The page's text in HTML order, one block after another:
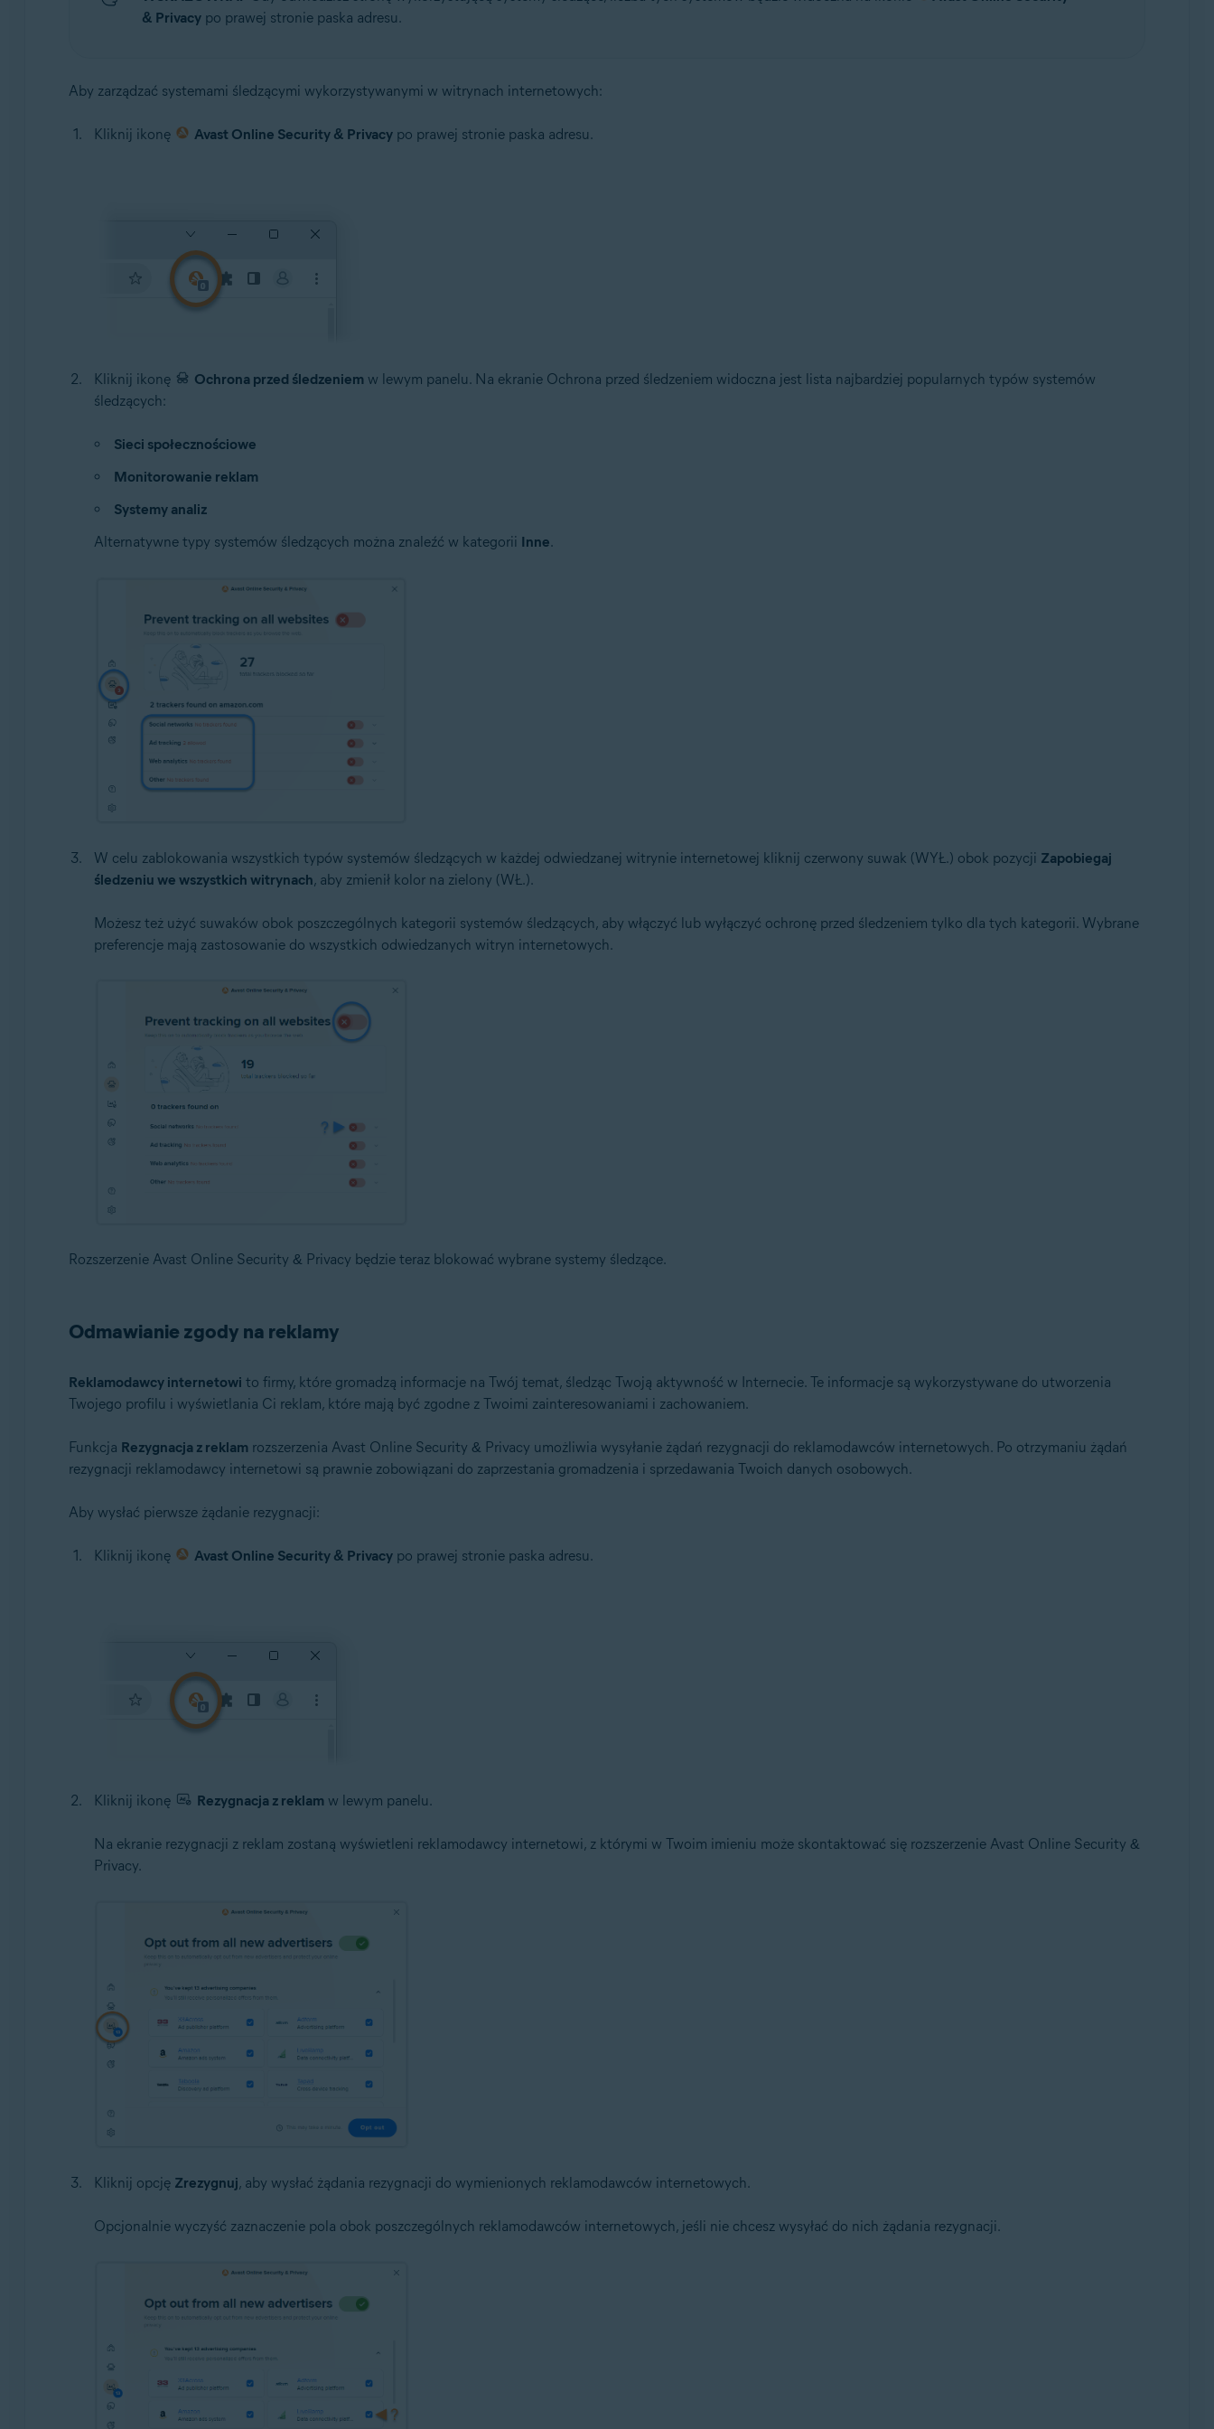
& Privacypo prawej stronie paska adresu.
Aby zarządzać systemami śledzącymi wykorzystywanymi w witrynach internetowych:
Kliknij ikonę Avast Online Security & Privacy po prawej stronie paska adresu.
Kliknij ikonę Ochrona przed śledzeniem w lewym panelu. Na ekranie Ochrona przed śledzeniem widoczna jest lista najbardziej popularnych typów systemów
śledzących:
Sieci społecznościowe
Monitorowanie reklam
Systemy analiz
Alternatywne typy systemów śledzących można znaleźć w kategorii Inne.
W celu zablokowania wszystkich typów systemów śledzących w każdej odwiedzanej witrynie internetowej kliknij czerwony suwak (WYŁ.) obok pozycji Zapobiegaj
śledzeniu we wszystkich witrynach, aby zmienił kolor na zielony (WŁ.).
Możesz też użyć suwaków obok poszczególnych kategorii systemów śledzących, aby włączyć lub wyłączyć ochronę przed śledzeniem tylko dla tych kategorii. Wybrane
preferencje mają zastosowanie do wszystkich odwiedzanych witryn internetowych.
Rozszerzenie Avast Online Security & Privacy będzie teraz blokować wybrane systemy śledzące.
Odmawianie zgody na reklamy
Reklamodawcy internetowi to firmy, które gromadzą informacje na Twój temat, śledząc Twoją aktywność w Internecie. Te informacje są wykorzystywane do utworzenia
Twojego profilu i wyświetlania Ci reklam, które mają być zgodne z Twoimi zainteresowaniami i zachowaniem.
Funkcja Rezygnacja z reklam rozszerzenia Avast Online Security & Privacy umożliwia wysyłanie żądań rezygnacji do reklamodawców internetowych. Po otrzymaniu żądań
rezygnacji reklamodawcy internetowi są prawnie zobowiązani do zaprzestania gromadzenia i sprzedawania Twoich danych osobowych.
Aby wysłać pierwsze żądanie rezygnacji:
Kliknij ikonę Avast Online Security & Privacy po prawej stronie paska adresu.
Kliknij ikonę Rezygnacja z reklam w lewym panelu.
Na ekranie rezygnacji z reklam zostaną wyświetleni reklamodawcy internetowi, z którymi w Twoim imieniu może skontaktować się rozszerzenie Avast Online Security &
Privacy.
Kliknij opcję Zrezygnuj, aby wysłać żądania rezygnacji do wymienionych reklamodawców internetowych.
Opcjonalnie wyczyść zaznaczenie pola obok poszczególnych reklamodawców internetowych, jeśli nie chcesz wysyłać do nich żądania rezygnacji.